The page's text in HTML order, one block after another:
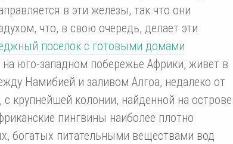
в эти железы, так что они
что, в свою очередь, делает эти
поселок с готовыми домами
юго-западном побережье Африки, живет в
Намибией и заливом Aлгоа, недалеко от
крупнейшей колонии, найденной на острове
пингвины наиболее плотно
богатых питательными веществами вод